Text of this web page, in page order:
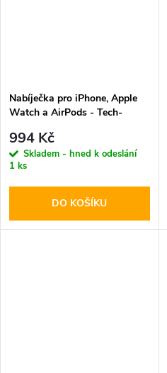
Nabíječka pro iPhone, Apple
Watch a AirPods - Tech-
Wireless Charger White
994 Kč
Skladem - hned k odeslání
1 ks
DO KOŠÍKU